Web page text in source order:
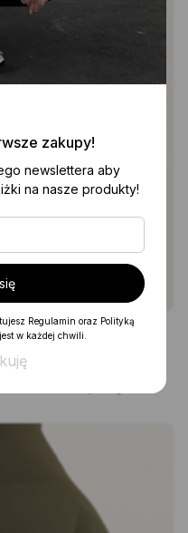
w dolnej części
Talia
64cm
80cm
96-111cm
zakupy!
newslettera aby
na nasze produkty!
Regulamin oraz Polityką
w każdej chwili.